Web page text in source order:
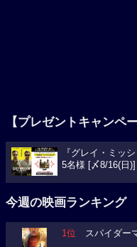
【プレゼントキャンペ
『グレイ・ミッ
5名様 [〆8/16(日)]
今週の映画ランキング
1位 スパイダー